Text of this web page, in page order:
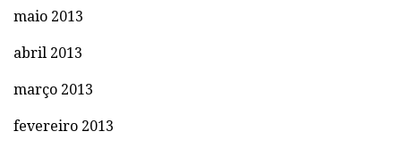
maio 2013
abril 2013
março 2013
fevereiro 2013